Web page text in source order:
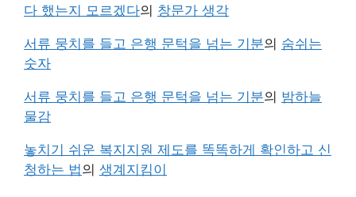
다 했는지 모르겠다의 창문가 생각
서류 뭉치를 들고 은행 문턱을 넘는 기분의 숨쉬는
숫자
서류 뭉치를 들고 은행 문턱을 넘는 기분의 밤하늘
물감
놓치기 쉬운 복지지원 제도를 똑똑하게 확인하고 신
청하는 법의 생계지킴이